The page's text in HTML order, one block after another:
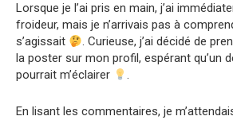
Lorsque je l’ai pris en main, j’ai
froideur, mais je n’arrivais pas à
s’agissait
. Curieuse, j’ai décidé de
la poster sur mon profil, espérant qu’un
pourrait m’éclairer
.
En lisant les commentaires, je